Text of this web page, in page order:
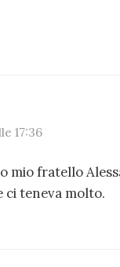
17:36
mio fratello
ci teneva molto.